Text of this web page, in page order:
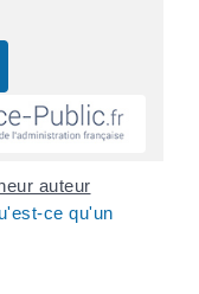
auteur
ce qu'un